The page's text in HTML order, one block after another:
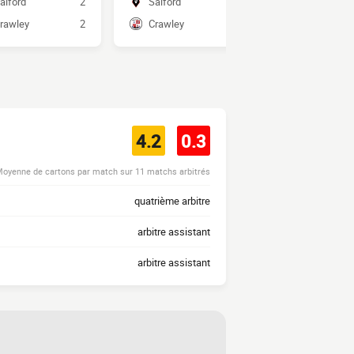
2
Crawley
4.2 0.3
de cartons par match sur 11 matchs arbitrés
quatrième arbitre
arbitre assistant
arbitre assistant